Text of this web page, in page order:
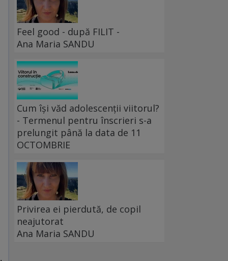
Feel good - după FILIT -
Ana Maria SANDU
Cum își văd adolescenții viitorul?
- Termenul pentru înscrieri s-a
prelungit până la data de 11
OCTOMBRIE
Privirea ei pierdută, de copil
neajutorat
Ana Maria SANDU